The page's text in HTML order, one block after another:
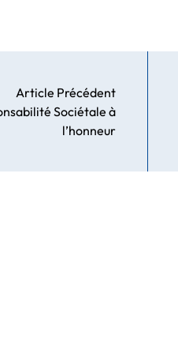
Article Précédent
Sociétale à
l’honneur